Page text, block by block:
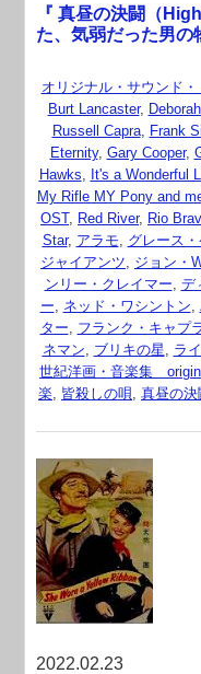
『 真昼の決闘（
た、気弱だった男の
オリジナル・サウンド・
Burt Lancaster,
Russell Capra, Frank
Eternity, Gary Cooper,
Hawks, It's a Wonderful
My Rifle MY Pony and
OST, Red River, Rio
Star, アラモ, グレース
ジャイアンツ, ジョン・
ンリー・クレイマー, デ
ー, ネッド・ワシントン,
ター, フランク・キャプ
ネマン, ブリキの星, ラ
世紀洋画・音楽集
楽, 皆殺しの唄, 真昼の決
2022.02.23